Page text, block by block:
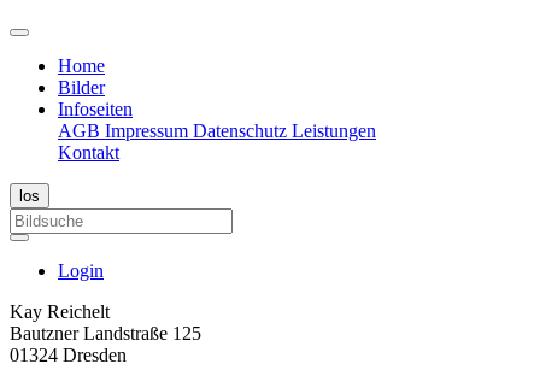
Home
Bilder
Infoseiten
AGB Impressum Datenschutz Leistungen
Kontakt
Login
Kay Reichelt
Bautzner Landstraße 125
01324 Dresden